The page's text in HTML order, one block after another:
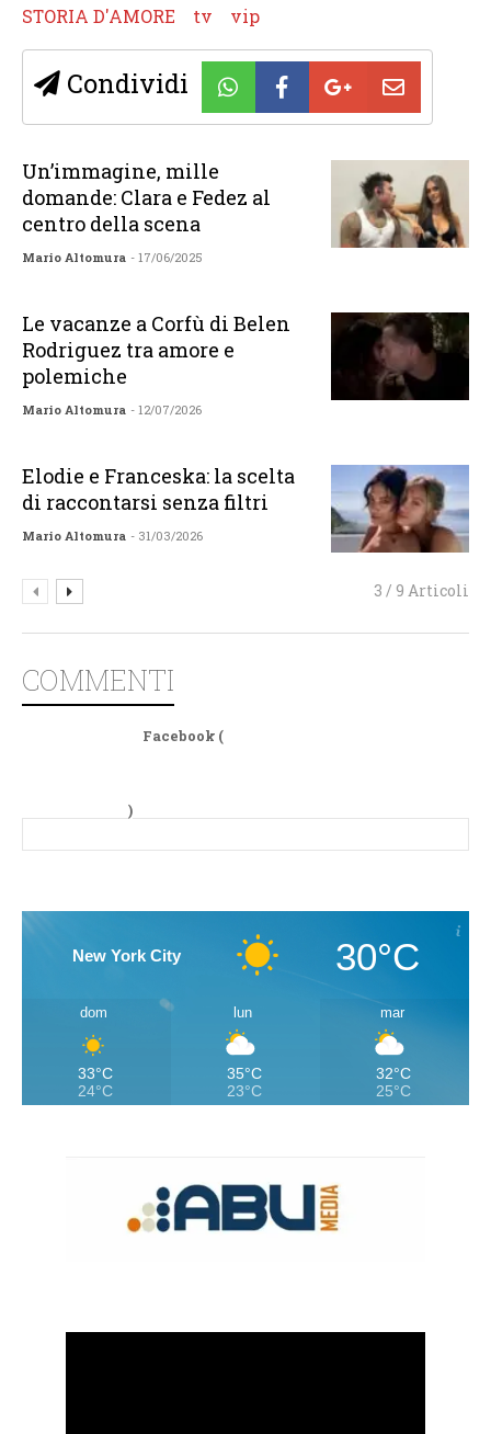
STORIA D'AMORE tv vip
Condividi
Un’immagine, mille
domande: Clara e Fedez al
centro della scena
Mario Altomura - 17/06/2025
Le vacanze a Corfù di Belen
Rodriguez tra amore e
polemiche
Mario Altomura - 12/07/2026
Elodie e Franceska: la scelta
di raccontarsi senza filtri
Mario Altomura - 31/03/2026
3 / 9 Articoli
COMMENTI
Facebook (
)
New York City 30°C
dom
33°C
24°C
lun
35°C
23°C
mar
32°C
25°C